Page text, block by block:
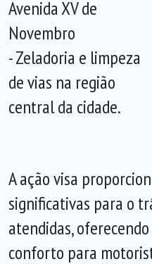
Avenida XV de
Novembro
- Zeladoria e limpeza
de vias na região
central da cidade.
A ação visa
significativas para o
atendidas,
conforto para